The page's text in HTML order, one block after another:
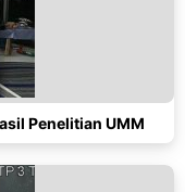
Penelitian UMM